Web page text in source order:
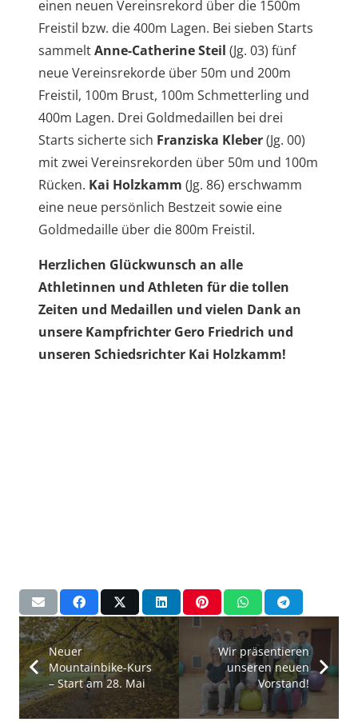
einen neuen Vereinsrekord über die 1500m
Freistil bzw. die 400m Lagen. Bei sieben Starts
sammeltAnne-Catherine Steil (Jg. 03) fünf
neue Vereinsrekorde über 50m und 200m
Freistil, 100m Brust, 100m Schmetterling und
400m Lagen. Drei Goldmedaillen bei drei
Starts sicherte sich Franziska Kleber(Jg. 00)
mit zwei Vereinsrekorden über 50m und 100m
Rücken. Kai Holzkamm (Jg. 86) erschwamm
eine neue persönlich Bestzeit sowie eine
Goldmedaille über die 800m Freistil.
Herzlichen Glückwunsch an alle
Athletinnen und Athleten für die tollen
Zeiten und Medaillen und vielen Dank an
unsere Kampfrichter Gero Friedrich und
unseren Schiedsrichter Kai Holzkamm!
Neuer
Mountainbike-Kurs
– Start am 28. Mai
Wir präsentieren
unseren neuen
Vorstand!